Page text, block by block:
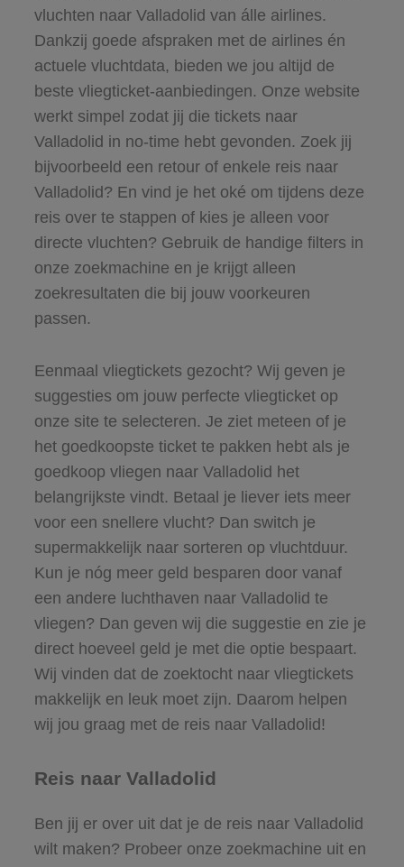
vluchten naar Valladolid van álle airlines.
Dankzij goede afspraken met de airlines én
actuele vluchtdata, bieden we jou altijd de
beste vliegticket-aanbiedingen. Onze website
werkt simpel zodat jij die tickets naar
Valladolid in no-time hebt gevonden. Zoek jij
bijvoorbeeld een retour of enkele reis naar
Valladolid? En vind je het oké om tijdens deze
reis over te stappen of kies je alleen voor
directe vluchten? Gebruik de handige filters in
onze zoekmachine en je krijgt alleen
zoekresultaten die bij jouw voorkeuren
passen.
Eenmaal vliegtickets gezocht? Wij geven je
suggesties om jouw perfecte vliegticket op
onze site te selecteren. Je ziet meteen of je
het goedkoopste ticket te pakken hebt als je
goedkoop vliegen naar Valladolid het
belangrijkste vindt. Betaal je liever iets meer
voor een snellere vlucht? Dan switch je
supermakkelijk naar sorteren op vluchtduur.
Kun je nóg meer geld besparen door vanaf
een andere luchthaven naar Valladolid te
vliegen? Dan geven wij die suggestie en zie je
direct hoeveel geld je met die optie bespaart.
Wij vinden dat de zoektocht naar vliegtickets
makkelijk en leuk moet zijn. Daarom helpen
wij jou graag met de reis naar Valladolid!
Reis naar Valladolid
Ben jij er over uit dat je de reis naar Valladolid
wilt maken? Probeer onze zoekmachine uit en